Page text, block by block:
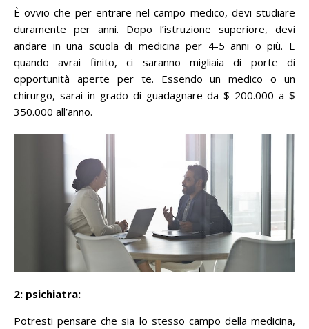
È ovvio che per entrare nel campo medico, devi studiare
duramente per anni. Dopo l’istruzione superiore, devi
andare in una scuola di medicina per 4-5 anni o più. E
quando avrai finito, ci saranno migliaia di porte di
opportunità aperte per te. Essendo un medico o un
chirurgo, sarai in grado di guadagnare da $ 200.000 a $
350.000 all’anno.
2: psichiatra:
Potresti pensare che sia lo stesso campo della medicina,